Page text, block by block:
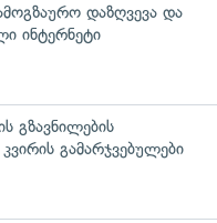
დაზღვევა და
ინტერნეტი
გზავნილების
გამარჯვებულები